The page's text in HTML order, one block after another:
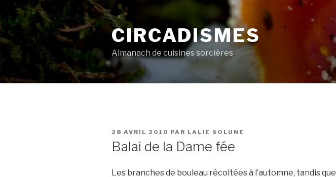
Aller
au
contenu
principal
CIRCADISMES
Almanach de cuisines sorcières
PUBLIÉ
28 AVRIL 2010 PAR LALIE SOLUNE
Balai de la Dame fée
Les branches de bouleau récoltées à l’automne, tandis que